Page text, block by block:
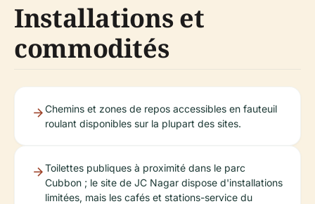
Installations et
commodités
Chemins et zones de repos accessibles en fauteuil
roulant disponibles sur la plupart des sites.
Toilettes publiques à proximité dans le parc
Cubbon ; le site de JC Nagar dispose d'installations
limitées, mais les cafés et stations-service du